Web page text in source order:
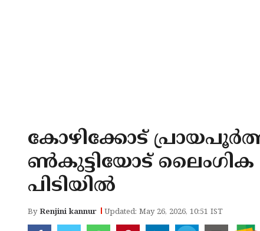
കോഴിക്കോട്
ണ്‍കുട്ടിയോട് ലൈംഗിക
പിടിയില്‍
ByRenjini kannur Updated: May 26, 2026, 10:51 IST